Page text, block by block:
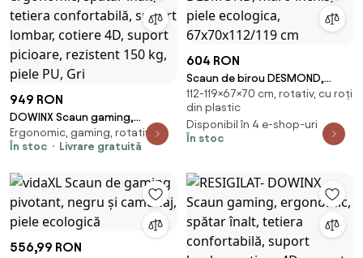
949 RON
DOWINX Scaun gaming,
ergonomic, spătar înalt,
tetiera confortabilă, suport
picioare, rezistent 150 kg, piele
PU, Gri
Ergonomic, gaming, rotativ
În stoc
Livrare gratuită
604 RON
Scaun de birou DESMOND,
maro inchis, piele ecologica,
67x70x112/119 cm
112-119×67×70 cm, rotativ, cu roți
din plastic
Disponibil în 4 e-shop-uri
În stoc
556,99 RON